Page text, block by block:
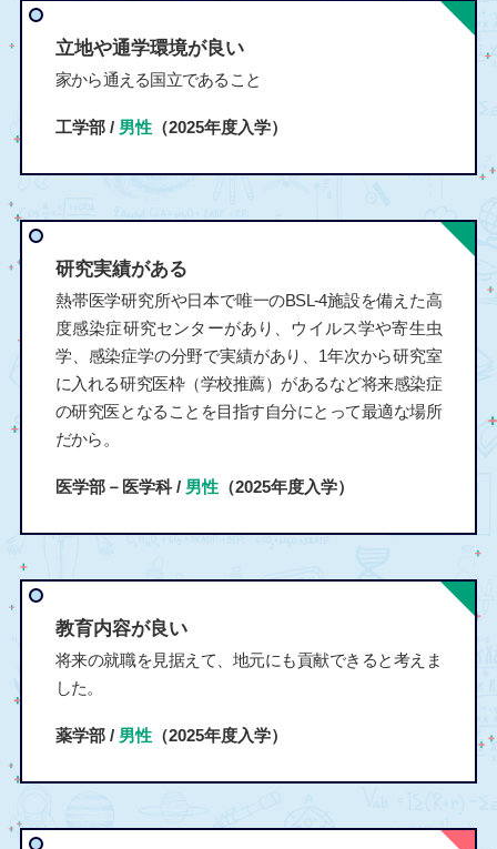
立地や通学環境が良い
家から通える国立であること
工学部 / 男性（2025年度入学）
研究実績がある
熱帯医学研究所や日本で唯一のBSL-4施設を備えた高
度感染症研究センターがあり、ウイルス学や寄生虫
学、感染症学の分野で実績があり、1年次から研究室
に入れる研究医枠（学校推薦）があるなど将来感染症
の研究医となることを目指す自分にとって最適な場所
だから。
医学部－医学科 / 男性（2025年度入学）
教育内容が良い
将来の就職を見据えて、地元にも貢献できると考えま
した。
薬学部 / 男性（2025年度入学）